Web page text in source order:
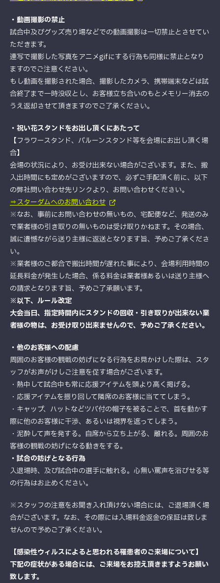
・動画撮影の禁止
試合中及びグッズ売り場などでの動画撮影は一切禁止とさせてい
ただきます。
連写で撮影した写真をアニメgifにする行為も同様に禁止となり
ますのでご注意ください。
もし動画を撮影された場合、撮影したカメラ、携帯端末などは試
合終了まで一時没収とし、お客様立ち合いのもとメモリー消去の
うえ返却させて頂きますのでご了承ください。
・祝い花スタンドをお出し頂くにあたって
【フラワースタンド、バルーンスタンド等を会場にお出し頂く場
合】
会場の状況により、お受け出来ない場合がございます。また、搬
入出時間にも定めがございますので、必ずご手配頂く前に、以下
の弊社問い合わせ先リンクより、お問い合わせください。
⇒スターダムへのお問い合わせ
※なお、事前にお問い合わせの無いもの、宅配便など、発送のみ
で業者様の引き取りの無いものは受け取りかねます。その場合、
誠に遺憾ながら送り主様に返送となります旨、予めご了承くださ
い。
※業者様のご都合で搬出時間が遅れた事により、会場利用時間の
延長料金が発生した場合、係る料金は業者様あるいは送り主様へ
の請求となります旨、予めご了承願います。
※以下、ルール改定
大会当日、指定時間内にスタンドの回収・引き取りが出来ない業
者様の物は、お受け取り出来ませんので、予めご了承ください。
・他のお客様への配慮
周囲のお客様の観戦の妨げになる行為をお見かけした際は、スタ
ッフがお声がけしご注意を促す場合がございます。
・熱中して試合中も常に応援アイテムを頭より高く掲げる。
・応援アイテムを振り回して隣席のお客様に当ててしまう。
・キャップ、ハットなどツバ付の帽子を被ることで、首を動かす
際に他のお客様に干渉、あるいは視界を遮ってしまう。
・泥酔して声を発する。自席から立ち上がる、離れる。周囲のお
客様の観戦の妨げになる動きをする。
・試合の妨げとなる行為
入退場時、及び試合中の選手に触れる。心無い罵声を浴びせる等
の行為はお止めください。
※スタッフの注意をお聞き入れ頂けない場合には、ご退場頂く場
合がございます。なお、その際には入場料金返金の保証は致しま
せんので予めご了承ください。
【感染性ウィルスによると思われる罹患者のご来場について】
下記の症状がある場合には、ご来場をお控え頂きますようお願い
致します。